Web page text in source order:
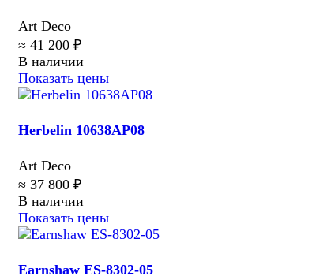
Art Deco
≈ 41 200 ₽
В наличии
Показать цены
Herbelin 10638AP08
Art Deco
≈ 37 800 ₽
В наличии
Показать цены
Earnshaw ES-8302-05